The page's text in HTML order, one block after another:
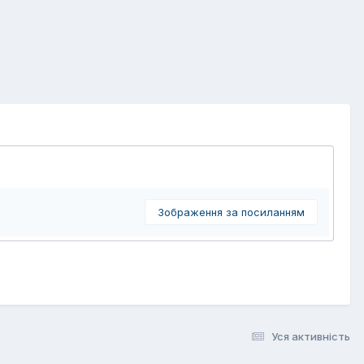
Зображення за посиланням
Уся активність